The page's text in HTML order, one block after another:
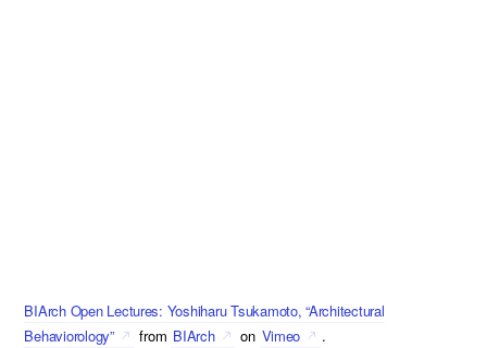
BIArch Open Lectures: Yoshiharu Tsukamoto, “Architectural
Behaviorology”
from BIArch on Vimeo .